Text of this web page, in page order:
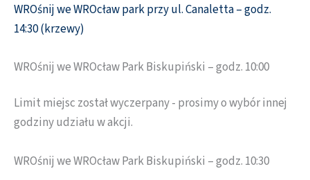
WROśnij we WROcław park przy ul. Canaletta – godz.
14:30 (krzewy)
WROśnij we WROcław Park Biskupiński – godz. 10:00
Limit miejsc został wyczerpany - prosimy o wybór innej
godziny udziału w akcji.
WROśnij we WROcław Park Biskupiński – godz. 10:30